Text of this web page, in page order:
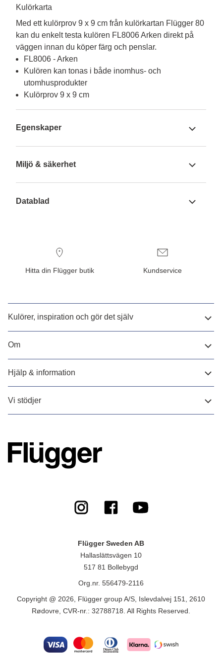
Kulörkarta
Med ett kulörprov 9 x 9 cm från kulörkartan Flügger 80
kan du enkelt testa kulören FL8006 Arken direkt på
väggen innan du köper färg och penslar.
FL8006 - Arken
Kulören kan tonas i både inomhus- och
utomhusprodukter
Kulörprov 9 x 9 cm
Egenskaper
Miljö & säkerhet
Datablad
Hitta din Flügger butik Kundservice
Kulörer, inspiration och gör det själv
Om
Hjälp & information
Vi stödjer
Flügger Sweden AB
Hallaslättsvägen 10
517 81 Bollebygd
Org.nr. 556479-2116
Copyright @ 2026, Flügger group A/S, Islevdalvej 151, 2610
Rødovre, CVR-nr.: 32788718. All Rights Reserved.